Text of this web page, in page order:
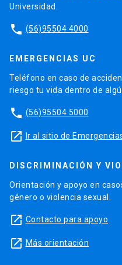
Universidad.
phone (56)95504 4000
EMERGENCIAS UC
Teléfono en caso de
riesgo tu vida dentro de
phone (56)95504 5000
launch Ir al sitio de
DISCRIMINACIÓN Y
Orientación y apoyo en
género o violencia sexual.
launch Contacto para apoyo
launch Más orientación